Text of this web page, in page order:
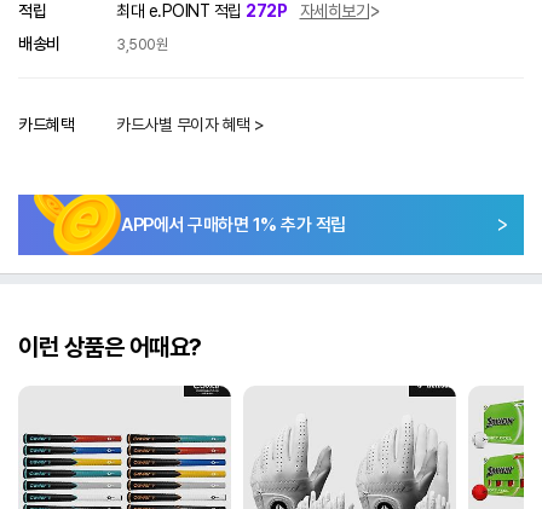
적립 최대 e.POINT 적립 272P
자세히보기
배송비
3,500원
카드혜택 카드사별 무이자 혜택 >
APP에서 구매하면 1% 추가 적립
이런 상품은 어때요?